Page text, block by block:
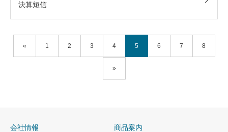
決算短信
« 1 2 3 4 5 6 7 8
»
会社情報 商品案内